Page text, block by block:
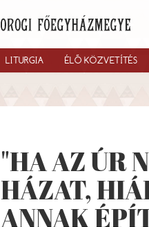
LITURGIA ÉLŐ KÖZVETÍTÉS
"HA AZ ÚR
HÁZAT,
ANNAK